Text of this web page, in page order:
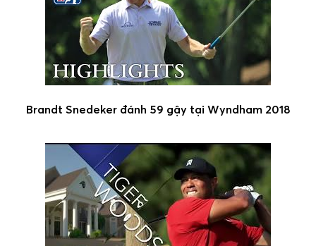
Brandt Snedeker đánh 59 gậy tại Wyndham 2018